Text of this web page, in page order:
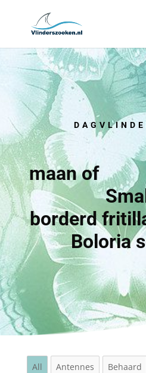
Small
borderd
Boloria
All Antennes Behaard